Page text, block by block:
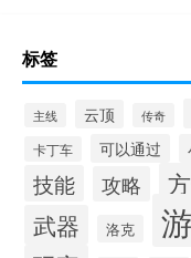
标签
主线 云顶 传奇
卡丁车 可以通过
技能 攻略
武器 洛克